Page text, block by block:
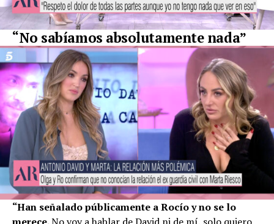
“No sabíamos absolutamente nada”
“Han señalado públicamente a Rocío y no se lo